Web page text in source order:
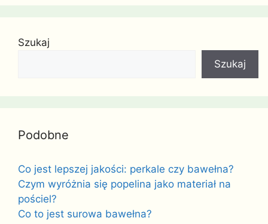
Szukaj
Szukaj
Podobne
Co jest lepszej jakości: perkale czy bawełna?
Czym wyróżnia się popelina jako materiał na
pościel?
Co to jest surowa bawełna?